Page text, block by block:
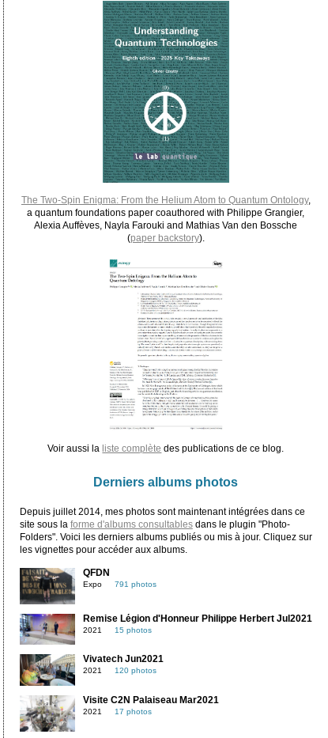
The Two-Spin Enigma: From the Helium Atom to Quantum Ontology,
a quantum foundations paper coauthored with Philippe Grangier,
Alexia Auffèves, Nayla Farouki and Mathias Van den Bossche
(paper backstory).
Voir aussi la liste complète des publications de ce blog.
Derniers albums photos
Depuis juillet 2014, mes photos sont maintenant intégrées dans ce
site sous la forme d'albums consultablesdans le plugin "Photo-
Folders". Voici les derniers albums publiés ou mis à jour. Cliquez sur
les vignettes pour accéder aux albums.
QFDN
Expo 791 photos
Remise Légion d'Honneur Philippe Herbert Jul2021
2021 15 photos
Vivatech Jun2021
2021 120 photos
Visite C2N Palaiseau Mar2021
2021 17 photos